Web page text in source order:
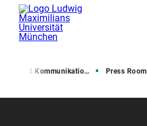
und Kommunikation (PuK) Press Room